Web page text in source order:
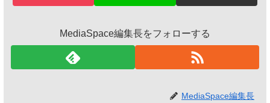
MediaSpace編集長をフォローする
MediaSpace編集長